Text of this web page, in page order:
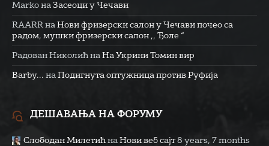
Marko на Засеоци у Чечави
RAARR на Нови фризерски салон у Чечави почео са
радом, мушки фризерски салон ,, Ђоле “
Радован Николић на На Укрини Томин вир
Barby... на Подигнута оптужница против Руфија
ДЕШАВАЊА НА ФОРУМУ
Слободан Милетић на Нови веб сајт 8 years, 7 months